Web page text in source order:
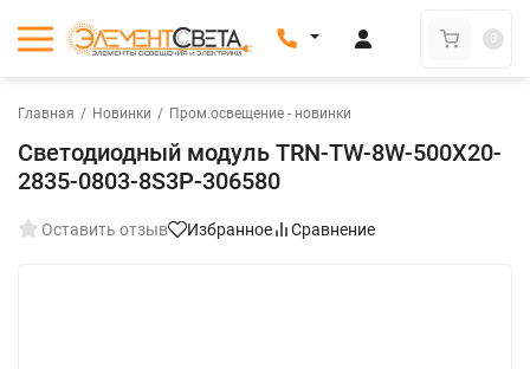
0
Главная / Новинки / Пром.освещение - новинки
Светодиодный модуль TRN-TW-8W-500X20-
2835-0803-8S3P-306580
Оставить отзыв Избранное Сравнение